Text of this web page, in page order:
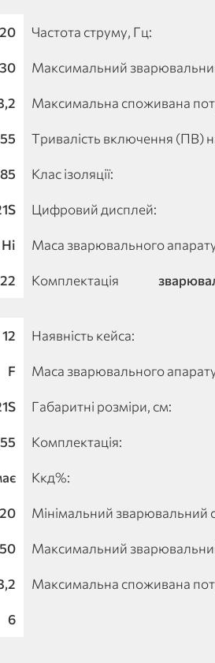
Частота струму, Гц:
30 Максимальний
Максимальна споживана
55 Тривалість включення (ПВ)
85 Клас ізоляції:
Цифровий дисплей:
Ні Маса зварювального
Комплектація
12 Наявність кейса:
F Маса зварювального
Габаритні розміри, см:
55 Комплектація:
Ккд%:
Мінімальний зварювальний
50 Максимальний
Максимальна споживана
6